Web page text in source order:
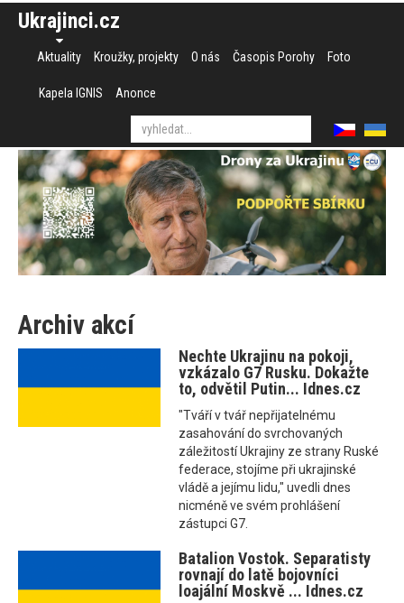
Ukrajinci.cz
Aktuality Kroužky, projekty O nás Časopis Porohy Foto
Kapela IGNIS Anonce
Archiv akcí
Nechte Ukrajinu na pokoji,
vzkázalo G7 Rusku. Dokažte
to, odvětil Putin... Idnes.cz
"Tváří v tvář nepřijatelnému
zasahování do svrchovaných
záležitostí Ukrajiny ze strany Ruské
federace, stojíme při ukrajinské
vládě a jejímu lidu," uvedli dnes
nicméně ve svém prohlášení
zástupci G7.
Batalion Vostok. Separatisty
rovnají do latě bojovníci
loajální Moskvě ... Idnes.cz